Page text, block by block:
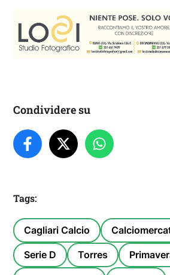
Condividere su
Tags:
Cagliari Calcio
Serie D Torres